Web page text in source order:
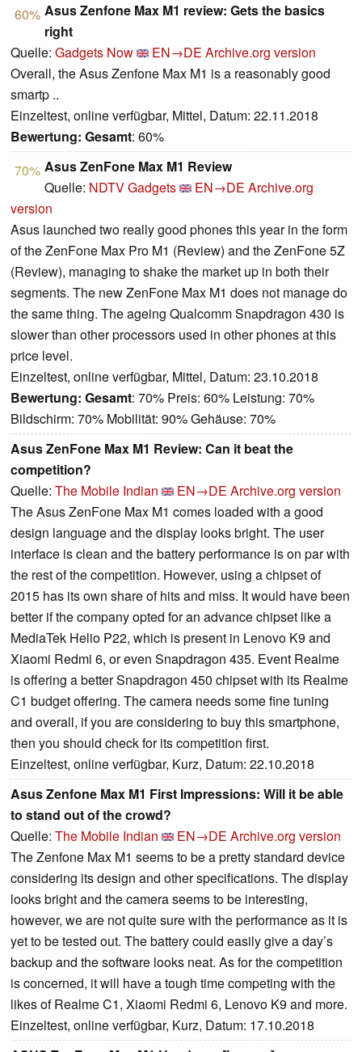
60% Asus Zenfone Max M1 review: Gets the basics
right
Quelle: Gadgets Now EN→DE Archive.org version
Overall, the Asus Zenfone Max M1 is a reasonably good
smartp ..
Einzeltest, online verfügbar, Mittel, Datum: 22.11.2018
Bewertung: Gesamt: 60%
70% Asus ZenFone Max M1 Review
Quelle: NDTV Gadgets EN→DE Archive.org
version
Asus launched two really good phones this year in the form
of the ZenFone Max Pro M1 (Review) and the ZenFone 5Z
(Review), managing to shake the market up in both their
segments. The new ZenFone Max M1 does not manage do
the same thing. The ageing Qualcomm Snapdragon 430 is
slower than other processors used in other phones at this
price level.
Einzeltest, online verfügbar, Mittel, Datum: 23.10.2018
Bewertung: Gesamt: 70% Preis: 60% Leistung: 70%
Bildschirm: 70% Mobilität: 90% Gehäuse: 70%
Asus ZenFone Max M1 Review: Can it beat the
competition?
Quelle: The Mobile Indian EN→DE Archive.org version
The Asus ZenFone Max M1 comes loaded with a good
design language and the display looks bright. The user
interface is clean and the battery performance is on par with
the rest of the competition. However, using a chipset of
2015 has its own share of hits and miss. It would have been
better if the company opted for an advance chipset like a
MediaTek Helio P22, which is present in Lenovo K9 and
Xiaomi Redmi 6, or even Snapdragon 435. Event Realme
is offering a better Snapdragon 450 chipset with its Realme
C1 budget offering. The camera needs some fine tuning
and overall, if you are considering to buy this smartphone,
then you should check for its competition first.
Einzeltest, online verfügbar, Kurz, Datum: 22.10.2018
Asus Zenfone Max M1 First Impressions: Will it be able
to stand out of the crowd?
Quelle: The Mobile Indian EN→DE Archive.org version
The Zenfone Max M1 seems to be a pretty standard device
considering its design and other specifications. The display
looks bright and the camera seems to be interesting,
however, we are not quite sure with the performance as it is
yet to be tested out. The battery could easily give a day’s
backup and the software looks neat. As for the competition
is concerned, it will have a tough time competing with the
likes of Realme C1, Xiaomi Redmi 6, Lenovo K9 and more.
Einzeltest, online verfügbar, Kurz, Datum: 17.10.2018